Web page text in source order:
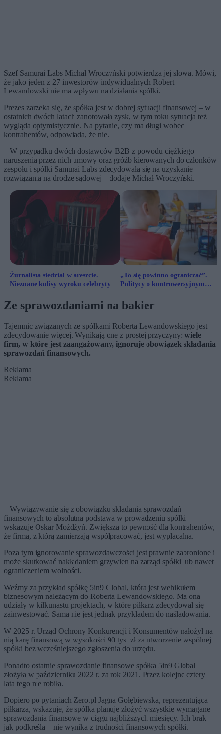
Szef Samurai Labs Michał Wroczyński potwierdza jej słowa. Mówi,
że jako jeden z 27 inwestorów indywidualnych Robert
Lewandowski nie ma wpływu na działania spółki.
Prezes zarzeka się, że spółka jest w dobrej sytuacji finansowej – w
ostatnich dwóch latach zanotowała zysk, w tym roku sytuacja też
wygląda optymistycznie. Na pytanie, czy ma długi wobec
kontrahentów, odpowiada, że nie.
– W przypadku dwóch dostawców B2B z powodu ciężkiego
naruszenia przez nich umowy oraz gróźb kierowanych do członków
zespołu i spółki Samurai Labs zdecydowała się na uzyskanie
rozwiązania na drodze sądowej – dodaje Michał Wroczyński.
Żurnalista siedział w areszcie.
Nieznane kulisy wyroku celebryty
„To się powinno ograniczać”.
Politycy o kontrowersyjnym
Ze sprawozdaniami na bakier
Tajemnic związanych ze spółkami Roberta Lewandowskiego jest
zdecydowanie więcej. Wynikają one z prostej przyczyny: wiele
firm, w które jest zaangażowany, ignoruje obowiązek składania
sprawozdań finansowych.
Reklama
Reklama
– Wywiązywanie się z obowiązku składania sprawozdań
finansowych to absolutna podstawa w prowadzeniu spółki –
wskazuje Oskar Możdżyń. Zwiększa to pewność dla kontrahentów,
że firma, z którą zamierzają współpracować, jest wypłacalna.
Poza tym ignorowanie sprawozdawczości jest prawnie zabronione i
może skutkować nakładaniem grzywien na zarząd spółki lub nawet
ograniczeniem wolności.
Weźmy za przykład spółkę 5in9 Global, która jest wehikułem
biznesowym należącym do Roberta Lewandowskiego. Ma ona
udziały w kilkunastu projektach, w które piłkarz zdecydował się
zainwestować. Sama nie jest jednak przykładem do naśladowania.
W 2025 r. Urząd Ochrony Konkurencji i Konsumentów nałożył na
nią karę finansową w wysokości 90 tys. zł za utworzenie wspólnej
spółki bez wcześniejszego zgłoszenia do urzędu.
Ponadto ostatnie sprawozdanie finansowe spółka 5in9 Global
złożyła w październiku 2022 r. za rok 2021. Przez kolejne cztery
lata tego nie robiła.
Dopiero po pytaniach Zero.pl Jagna Gołębiewska, reprezentująca
piłkarza, wskazuje, że spółka planuje złożyć wszystkie wymagane
sprawozdania finansowe w ciągu najbliższych miesięcy. Ich brak –
jak podkreśla – nie wynika z trudności finansowych spółki.